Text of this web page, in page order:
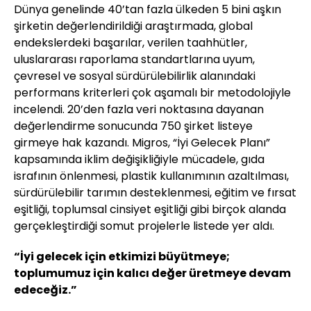
Dünya genelinde 40’tan fazla ülkeden 5 bini aşkın
şirketin değerlendirildiği araştırmada, global
endekslerdeki başarılar, verilen taahhütler,
uluslararası raporlama standartlarına uyum,
çevresel ve sosyal sürdürülebilirlik alanındaki
performans kriterleri çok aşamalı bir metodolojiyle
incelendi. 20’den fazla veri noktasına dayanan
değerlendirme sonucunda 750 şirket listeye
girmeye hak kazandı. Migros, “İyi Gelecek Planı”
kapsamında iklim değişikliğiyle mücadele, gıda
israfının önlenmesi, plastik kullanımının azaltılması,
sürdürülebilir tarımın desteklenmesi, eğitim ve fırsat
eşitliği, toplumsal cinsiyet eşitliği gibi birçok alanda
gerçekleştirdiği somut projelerle listede yer aldı.
“İyi gelecek için etkimizi büyütmeye;
toplumumuz için kalıcı değer üretmeye devam
edeceğiz.”